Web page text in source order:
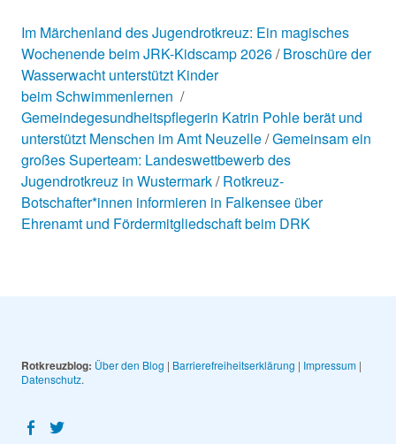
Im Märchenland des Jugendrotkreuz: Ein magisches
Wochenende beim JRK-Kidscamp 2026 Broschüre der
Wasserwacht unterstützt Kinder
beim Schwimmenlernen
Gemeindegesundheitspflegerin Katrin Pohle berät und
unterstützt Menschen im Amt Neuzelle Gemeinsam ein
großes Superteam: Landeswettbewerb des
Jugendrotkreuz in Wustermark Rotkreuz-
Botschafter*innen informieren in Falkensee über
Ehrenamt und Fördermitgliedschaft beim DRK
Rotkreuzblog: Über den Blog | Barrierefreiheitserklärung | Impressum|
Datenschutz